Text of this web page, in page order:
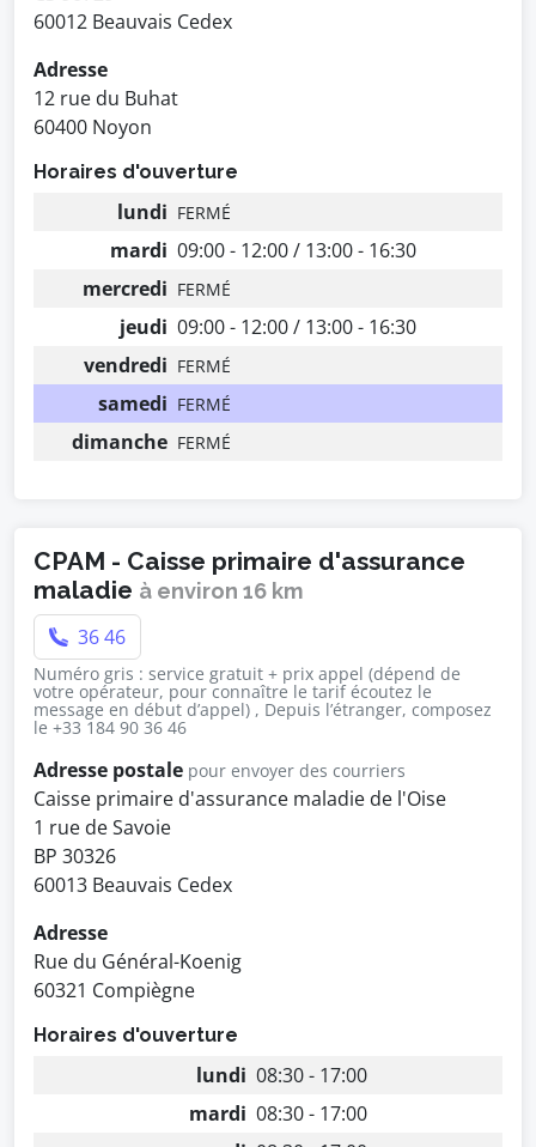
60012 Beauvais Cedex
Adresse
12 rue du Buhat
60400 Noyon
Horaires d'ouverture
lundi FERMÉ
mardi 09:00 - 12:00 / 13:00 - 16:30
mercredi FERMÉ
jeudi 09:00 - 12:00 / 13:00 - 16:30
vendredi FERMÉ
samedi FERMÉ
dimanche FERMÉ
CPAM - Caisse primaire d'assurance
maladie à environ 16 km
36 46
Numéro gris : service gratuit + prix appel (dépend de
votre opérateur, pour connaître le tarif écoutez le
message en début d’appel) , Depuis l’étranger, composez
le +33 184 90 36 46
Adresse postale pour envoyer des courriers
Caisse primaire d'assurance maladie de l'Oise
1 rue de Savoie
BP 30326
60013 Beauvais Cedex
Adresse
Rue du Général-Koenig
60321 Compiègne
Horaires d'ouverture
lundi 08:30 - 17:00
mardi 08:30 - 17:00